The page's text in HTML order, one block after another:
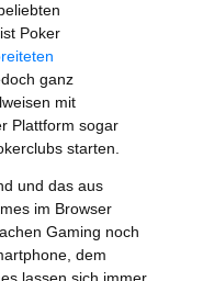
Poker
ganz
mit
Plattform sogar
starten.
und das aus
im Browser
Gaming noch
dem